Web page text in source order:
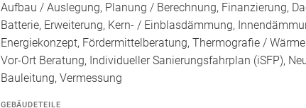
Aufbau / Auslegung, Planung / Berechnung, Finanzierung,
Batterie, Erweiterung, Kern- / Einblasdämmung,
Energiekonzept, Fördermittelberatung, Thermografie /
Vor-Ort Beratung, Individueller Sanierungsfahrplan (iSFP),
Bauleitung, Vermessung
GEBÄUDETEILE